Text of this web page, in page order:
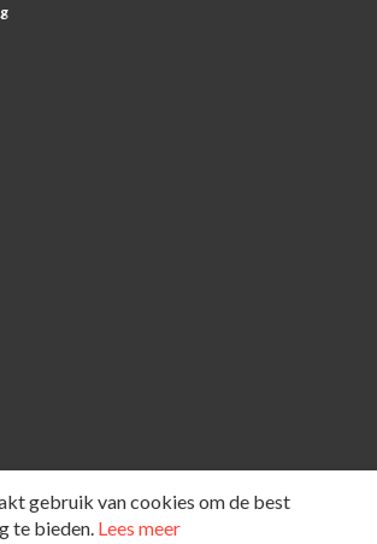
gebruik van cookies om de best
te bieden. Lees meer